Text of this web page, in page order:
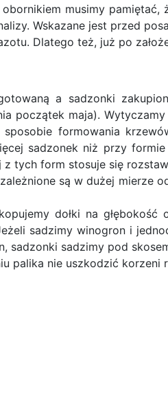
musimy
Wskazane jest przed
Dlatego też, już po
a sadzonki
początek maja).
formowania
sadzonek niż przy
z tych form stosuje się
są w dużej mierze
dołki na
sadzimy winogron i
sadzonki sadzimy pod
palika nie uszkodzić korzeni